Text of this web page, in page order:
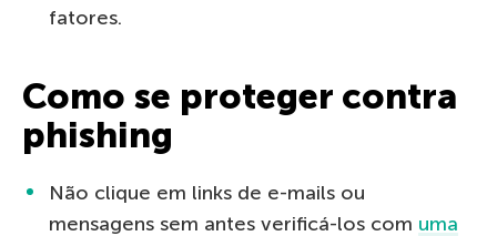
fatores.
Como se proteger contra
phishing
Não clique em links de e-mails ou
mensagens sem antes verificá-los com uma